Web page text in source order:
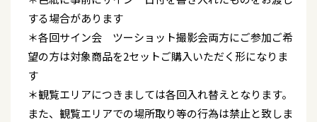
する場合があります
＊各回サイン会 ツーショット撮影会両方にご参加ご希
望の方は対象商品を2セットご購入いただく形になりま
す
＊観覧エリアにつきましては各回入れ替えとなります。
また、観覧エリアでの場所取り等の行為は禁止と致しま